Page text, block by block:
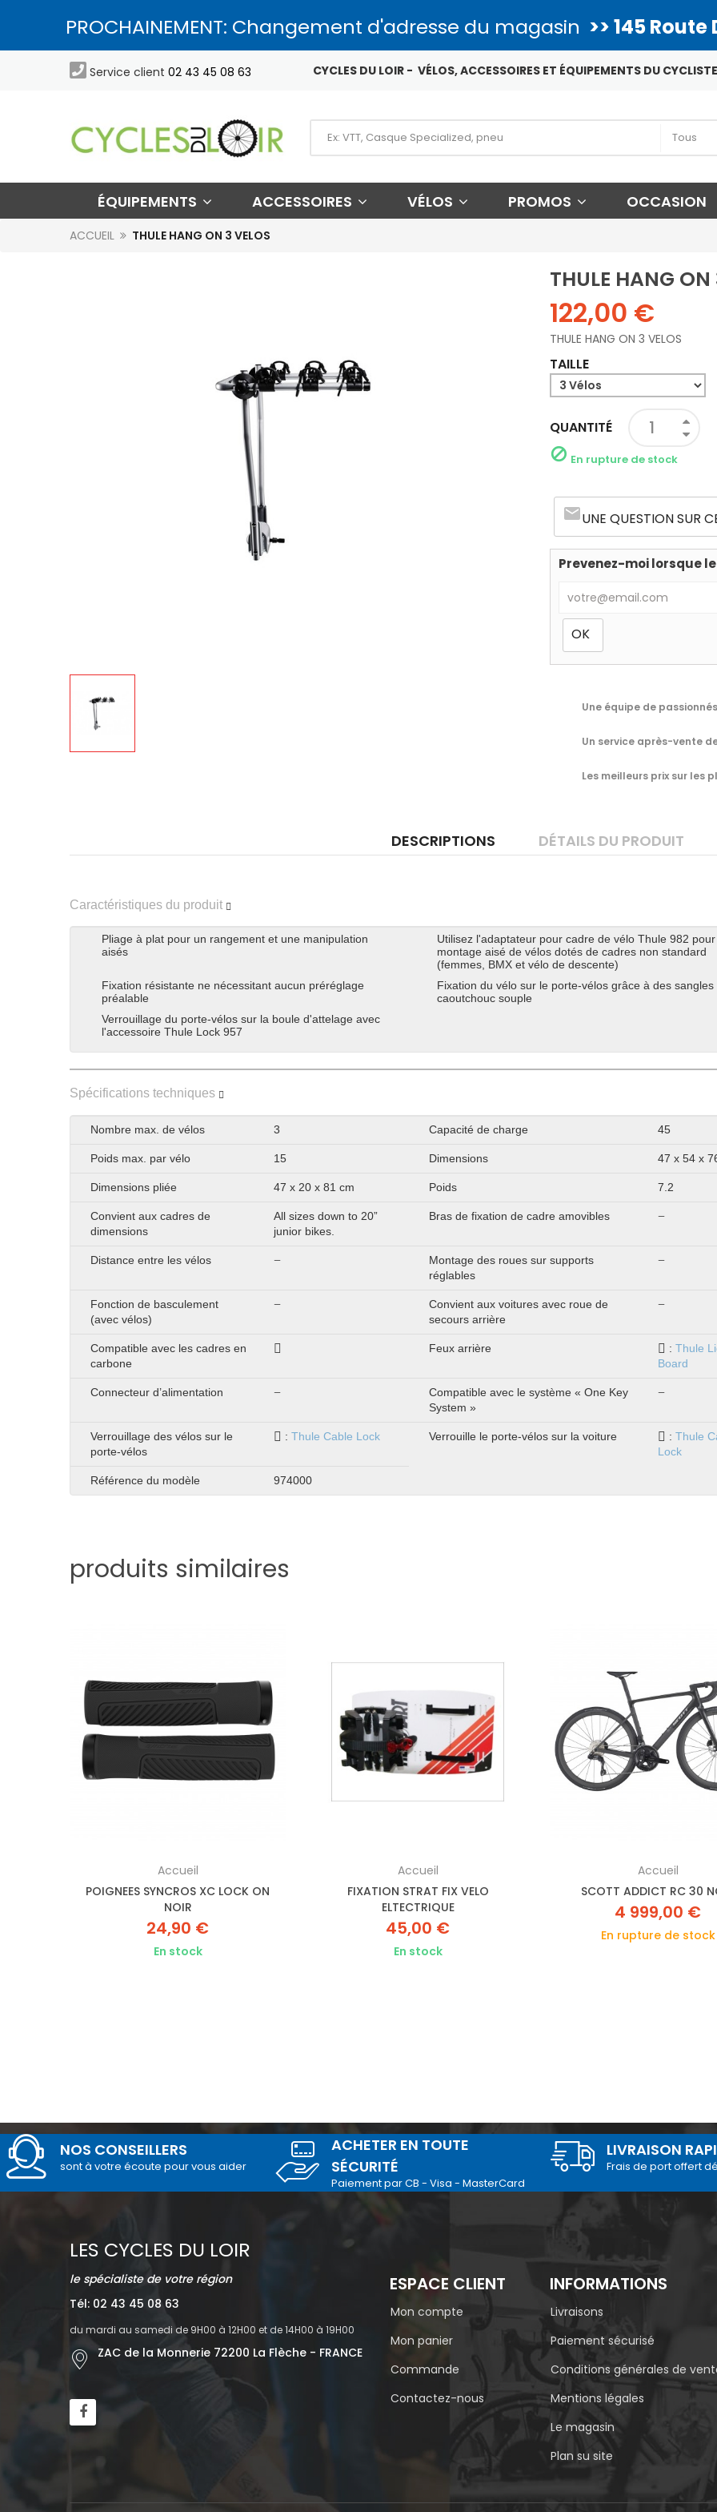
PROCHAINEMENT: Changement d'adresse du magasin >> 145
 Service client 02 43 45 08 63 CYCLES DU LOIR - VÉLOS, ACCESSOIRES ET ÉQUIPEMENTS DU
ÉQUIPEMENTS ACCESSOIRES VÉLOS PROMOS OCCASION
ACCUEIL THULE HANG ON 3 VELOS
THULE HANG ON
122,00 €
THULE HANG ON 3 VELOS
TAILLE
QUANTITÉ
 En rupture de stock
emailUNE QUESTION SUR
Prevenez-moi lorsque
Une équipe de
Un service après-vente
Les meilleurs prix sur les
DESCRIPTIONS DÉTAILS DU PRODUIT
Caractéristiques du produit
Pliage à plat pour un rangement et une manipulation
aisés
Utilisez l'adaptateur pour cadre de vélo Thule 982
montage aisé de vélos dotés de cadres non standard
(femmes, BMX et vélo de descente)
Fixation résistante ne nécessitant aucun préréglage
préalable
Fixation du vélo sur le porte-vélos grâce à des sangles
caoutchouc souple
Verrouillage du porte-vélos sur la boule d'attelage avec
l'accessoire Thule Lock 957
Spécifications techniques
Nombre max. de vélos 3 Capacité de charge 45
Poids max. par vélo 15 Dimensions 47 x 54 x
Dimensions pliée 47 x 20 x 81 cm Poids 7.2
Convient aux cadres de
dimensions
All sizes down to 20”
junior bikes.
Bras de fixation de cadre amovibles
Distance entre les vélos
Montage des roues sur supports
réglables
Fonction de basculement
(avec vélos)
Convient aux voitures avec roue de
secours arrière
Compatible avec les cadres en
carbone
Feux arrière : Thule
Board
Connecteur d’alimentation
Compatible avec le système « One Key
System »
Verrouillage des vélos sur le
porte-vélos
: Thule Cable Lock Verrouille le porte-vélos sur la voiture : Thule
Lock
Référence du modèle 974000
produits similaires
Accueil
POIGNEES SYNCROS XC LOCK ON
NOIR
24,90 €
En stock
Accueil
FIXATION STRAT FIX VELO
ELTECTRIQUE
45,00 €
En stock
Accueil
SCOTT ADDICT RC 30
4 999,00 €
En rupture de stock
NOS CONSEILLERS
sont à votre écoute pour vous aider
ACHETER EN TOUTE
SÉCURITÉ
Paiement par CB - Visa - MasterCard
LIVRAISON
Frais de port offert
LES CYCLES DU LOIR
le spécialiste de votre région
Tél: 02 43 45 08 63
du mardi au samedi de 9H00 à 12H00 et de 14H00 à 19H00
ZAC de la Monnerie 72200 La Flèche - FRANCE
ESPACE CLIENT
Mon compte
Mon panier
Commande
Contactez-nous
INFORMATIONS
Livraisons
Paiement sécurisé
Conditions générales de
Mentions légales
Le magasin
Plan su site